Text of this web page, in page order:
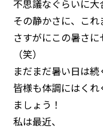
不思議なぐらいに大
その静かさに、これ
さすがにこの暑さ
（笑）
まだまだ暑い日は続
皆様も体調にはく
ましょう！
私は最近、